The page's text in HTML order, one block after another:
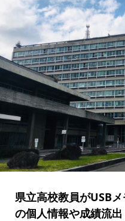
県立高校教員がUSB
の個人情報や成績流